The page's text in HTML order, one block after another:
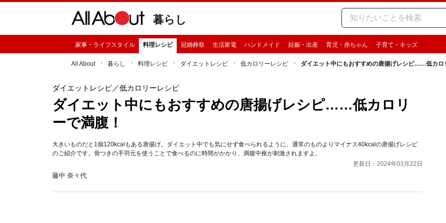
暮らし
家事・ライフスタイル 料理レシピ 冠婚葬祭 生活家電 ハンドメイド 妊娠・出産 育児・赤ちゃん 子育て・キッズ
All About 暮らし 料理レシピ ダイエットレシピ 低カロリーレシピ ダイエット中にもおすすめの唐揚げレシピ……低カロ
ダイエットレシピ／低カロリーレシピ
ダイエット中にもおすすめの唐揚げレシピ……低カロリ
ーで満腹！
大きいものだと1個120kcalもある唐揚げ。ダイエット中でも気にせず食べられるように、通常のものよりマイナス40kcalの唐揚げレシピ
のご紹介です。骨つきの手羽元を使うことで食べるのに時間がかかり、満腹中枢が刺激されますよ。
更新日：2024年03月22日
藤中 奈々代